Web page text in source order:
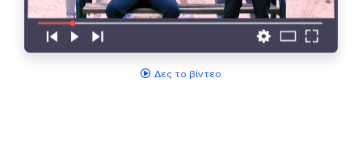
Δες το βίντεο